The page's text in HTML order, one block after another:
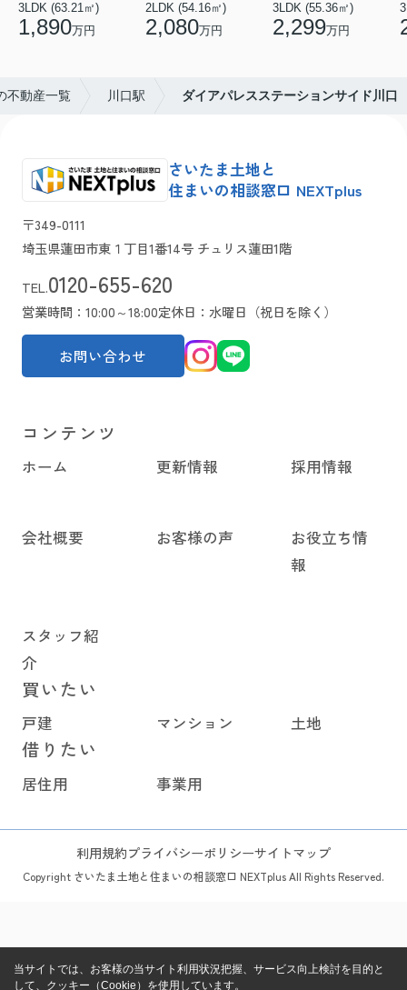
3LDK (63.21㎡)
1,890万円
2LDK (54.16㎡)
2,080万円
3LDK (55.36㎡)
2,299万円
不動産一覧 川口駅 ダイアパレスステーションサイド川口
さいたま土地と
住まいの相談窓口 NEXTplus
〒349-0111
埼玉県蓮田市東１丁目1番14号 チュリス蓮田1階
TEL.0120-655-620
営業時間：10:00～18:00定休日：水曜日（祝日を除く）
お問い合わせ
コンテンツ
ホーム 更新情報 採用情報
会社概要 お客様の声
お役立ち情
報
スタッフ紹
介
買いたい
戸建 マンション 土地
借りたい
居住用 事業用
利用規約プライバシーポリシーサイトマップ
Copyright さいたま土地と住まいの相談窓口 NEXTplus All Rights Reserved.
当サイトでは、お客様の当サイト利用状況把握、サービス向上検討を目的と
して、クッキー（Cookie）を使用しています。